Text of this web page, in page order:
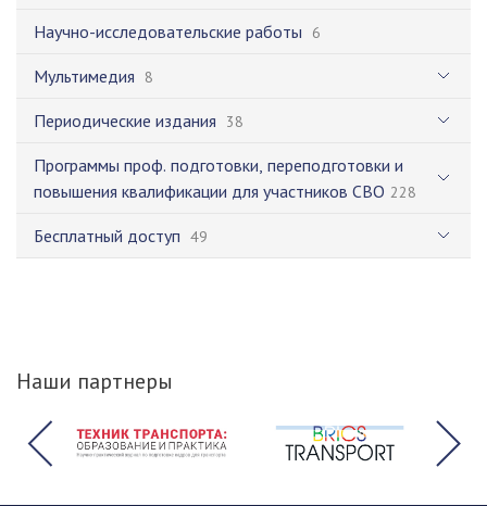
Научно-исследовательские работы 6
Мультимедия 8
Периодические издания 38
Программы проф. подготовки, переподготовки и
повышения квалификации для участников СВО 228
Бесплатный доступ 49
Наши партнеры